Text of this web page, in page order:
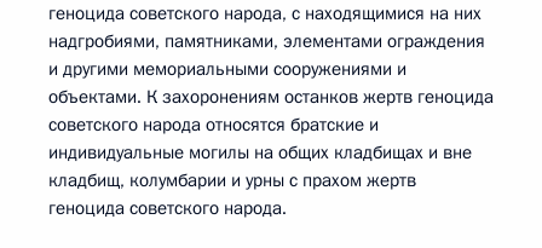
геноцида советского народа, с находящимися на них
надгробиями, памятниками, элементами ограждения
и другими мемориальными сооружениями и
объектами. К захоронениям останков жертв геноцида
советского народа относятся братские и
индивидуальные могилы на общих кладбищах и вне
кладбищ, колумбарии и урны с прахом жертв
геноцида советского народа.